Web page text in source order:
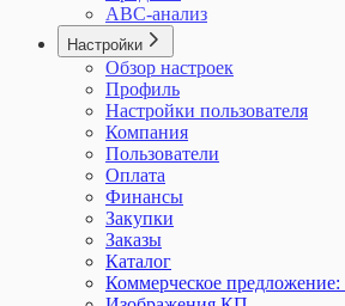
ABC-анализ
Настройки
Обзор настроек
Профиль
Настройки пользователя
Компания
Пользователи
Оплата
Финансы
Закупки
Заказы
Каталог
Коммерческое предложение: